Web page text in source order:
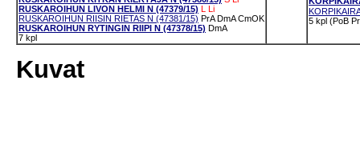
RUSKAROIHUN LIVON HELMI N (47379/15) L Li
RUSKAROIHUN RIISIN RIETAS N (47381/15) PrA DmA CmOK
RUSKAROIHUN RYTINGIN RIIPI N (47378/15) DmA
7 kpl
5 kpl (PoB
Kuvat